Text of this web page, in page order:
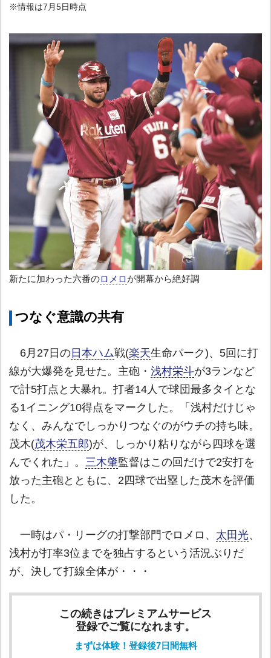
※情報は7月5日時点
新たに加わった六番のロメロが開幕から絶好調
つなぐ意識の共有
6月27日の日本ハム戦(楽天生命パーク)、5回に打
線が大爆発を見せた。主砲・ 浅村栄斗が3ランなど
で計5打点と大暴れ。打者14人で球団最多タイとな
る1イニング10得点をマークした。「浅村だけじゃ
なく、みんなでしっかりつなぐのがウチの持ち味。
茂木(茂木栄五郎)が、しっかり粘りながら四球を選
んでくれた」。 三木肇監督はこの回だけで2安打を
放った主砲とともに、2四球で出塁した茂木を評価
した。
一時はパ・リーグの打撃部門でロメロ、 太田光、
浅村が打率3位までを独占するという活況ぶりだ
が、決して打線全体が・・・
この続きはプレミアムサービス
登録でご覧になれます。
まずは体験！登録後7日間無料